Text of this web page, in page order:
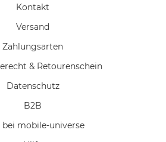
Kontakt
Versand
Zahlungsarten
& Retourenschein
Datenschutz
B2B
bei mobile-universe